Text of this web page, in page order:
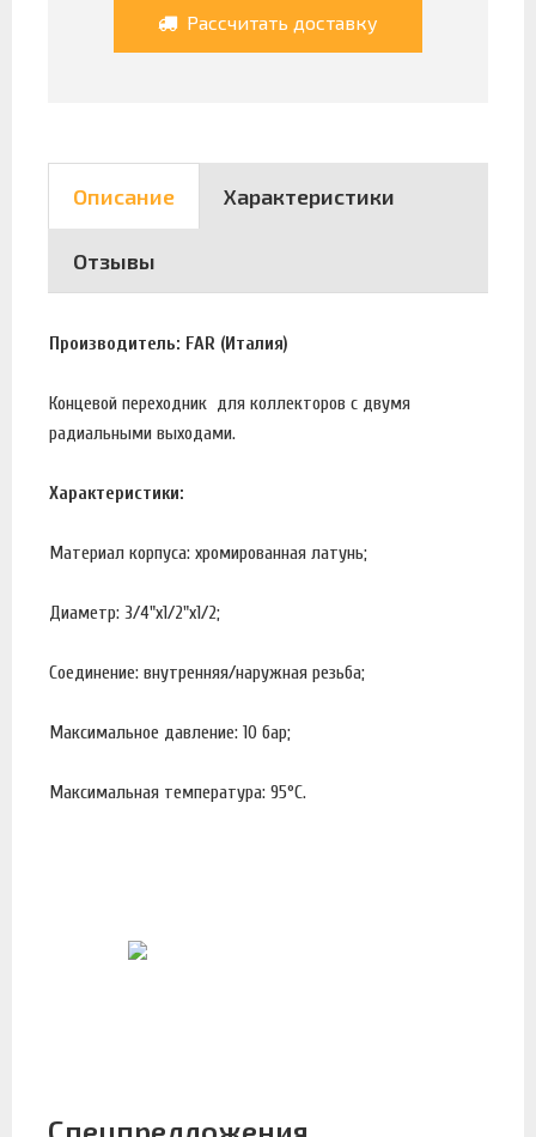
Рассчитать доставку
Описание Характеристики
Отзывы
Производитель: FAR (Италия)
Концевой переходник для коллекторов с двумя
радиальными выходами.
Характеристики:
Материал корпуса: хромированная латунь;
Диаметр: 3/4"х1/2"x1/2;
Соединение: внутренняя/наружная резьба;
Максимальное давление: 10 бар;
Максимальная температура: 95°С.